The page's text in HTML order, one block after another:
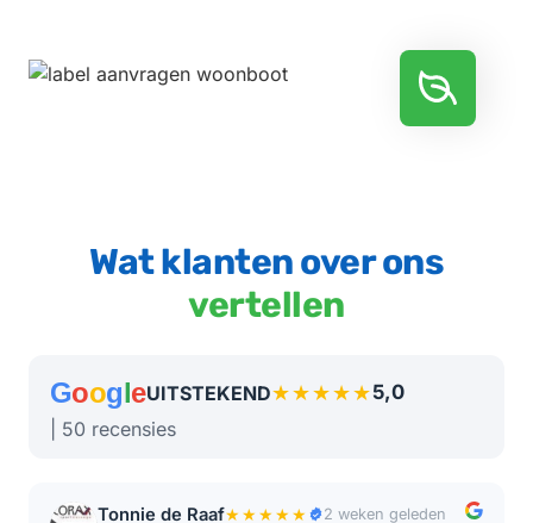
Wat klanten over ons
vertellen
GoogleUITSTEKEND★★★★★5,0
| 50 recensies
Tonnie de Raaf★★★★★ 2 weken geleden